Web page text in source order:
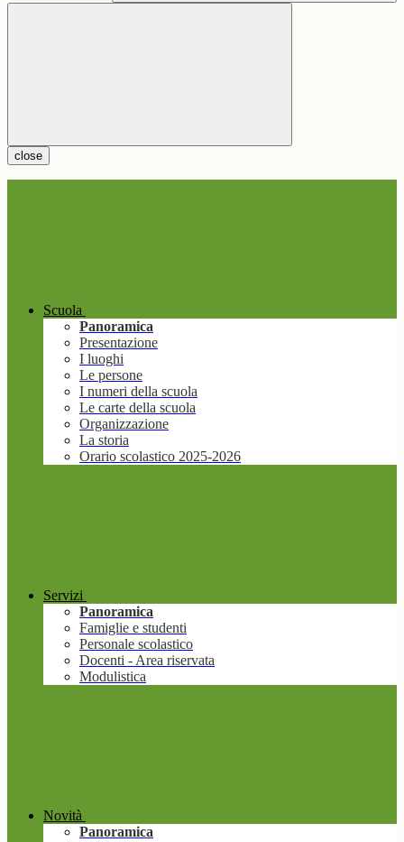
close
Scuola
Panoramica
Presentazione
I luoghi
Le persone
I numeri della scuola
Le carte della scuola
Organizzazione
La storia
Orario scolastico 2025-2026
Servizi
Panoramica
Famiglie e studenti
Personale scolastico
Docenti - Area riservata
Modulistica
Novità
Panoramica